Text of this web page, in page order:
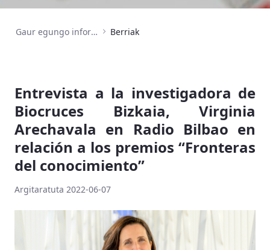
Gaur egungo informazioa Berriak
Entrevista a la investigadora de
Biocruces Bizkaia, Virginia
Arechavala en Radio Bilbao en
relación a los premios “Fronteras
del conocimiento”
Argitaratuta 2022-06-07